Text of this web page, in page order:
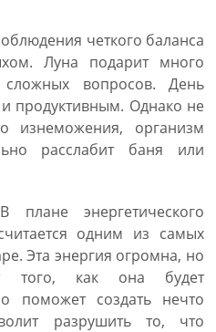
четкого баланса
Луна подарит много
вопросов. День
продуктивным. Однако не
изнеможения, организм
расслабит баня или
энергетического
одним из самых
Эта энергия огромна, но
того, как она будет
поможет создать нечто
разрушить то, что